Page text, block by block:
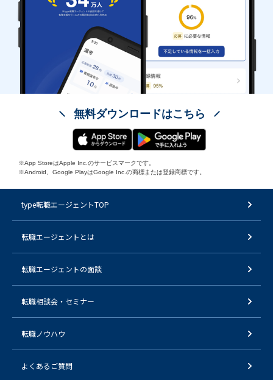
無料ダウンロードはこちら
※App StoreはApple Inc.のサービスマークです。
※Android、Google PlayはGoogle Inc.の商標または登録商標です。
type転職エージェントTOP
転職エージェントとは
転職エージェントの面談
転職相談会・セミナー
転職ノウハウ
よくあるご質問